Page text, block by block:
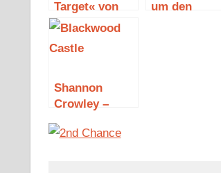
Target« von
James
Maxine Paetro
um den
Shannon
Crowley –
Castle